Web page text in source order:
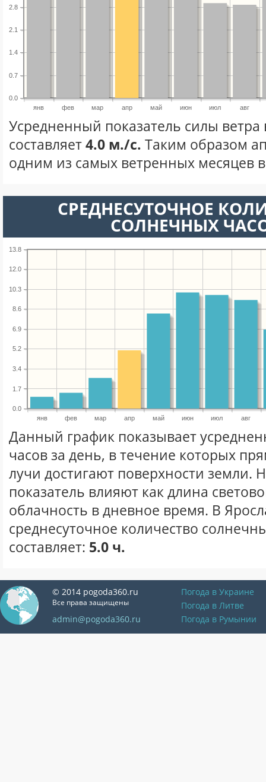
янв фев мар апр май июн июл авг
0.0
0.7
1.4
2.1
2.8
Усредненный показатель силы ветра
составляет4.0 м./с. Таким образом
одним из самых ветренных месяцев в
СРЕДНЕСУТОЧНОЕ
СОЛНЕЧНЫХ
янв фев мар апр май июн июл авг
0.0
1.7
3.4
5.2
6.9
8.6
10.3
12.0
13.8
Данный график показывает
часов за день, в течение которых
лучи достигают поверхности земли.
показатель влияют как длина
облачность в дневное время. В
среднесуточное количество
составляет: 5.0 ч.
© 2014 pogoda360.ru
Все права защищены
admin@pogoda360.ru
Погода в Украине
Погода в Литве
Погода в Румынии